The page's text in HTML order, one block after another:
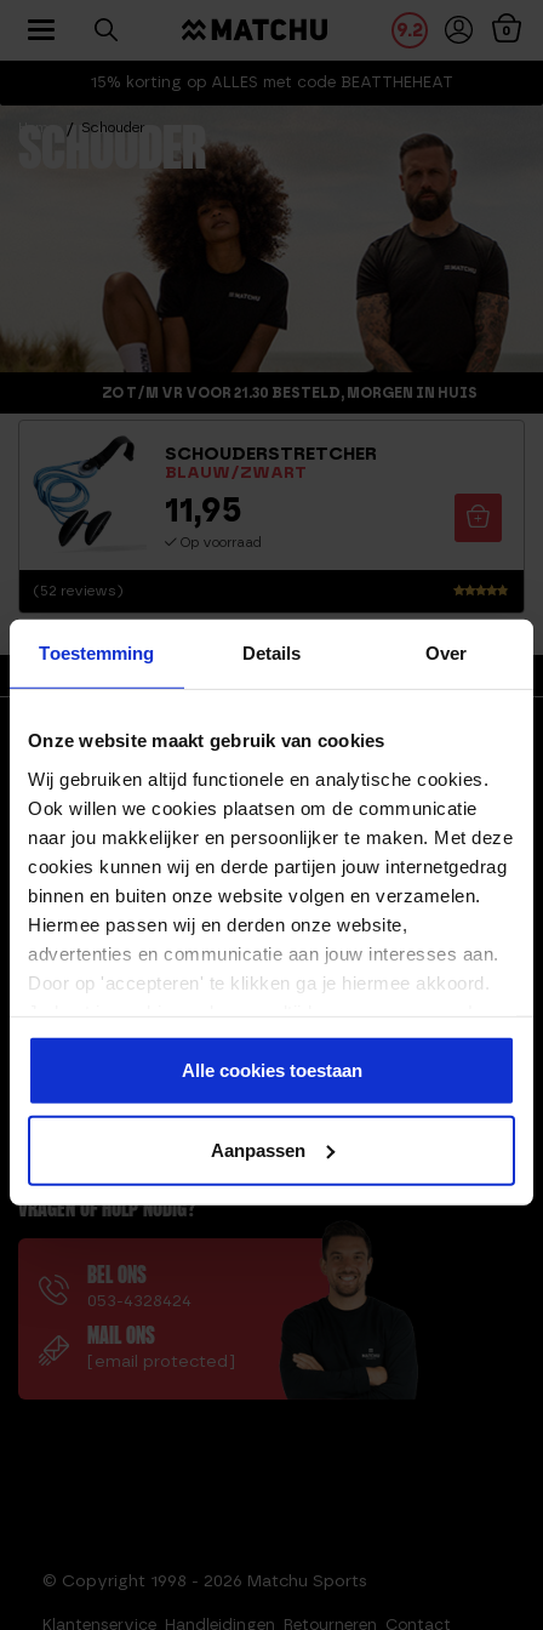
Toestemming Details Over
Onze website maakt gebruik van cookies
Wij gebruiken altijd functionele en analytische cookies.
Ook willen we cookies plaatsen om de communicatie
naar jou makkelijker en persoonlijker te maken. Met deze
cookies kunnen wij en derde partijen jouw internetgedrag
binnen en buiten onze website volgen en verzamelen.
Hiermee passen wij en derden onze website,
advertenties en communicatie aan jouw interesses aan.
Door op 'accepteren' te klikken ga je hiermee akkoord.
er meer over in onsprivacy beleid.
Alle cookies toestaan
Aanpassen
15% korting op ALLES met code BEATTHEHEAT
9.2 0
Toggle navigation
Schouder
SCHOUDER
ZO T/M VR VOOR 21.30 BESTELD, MORGEN IN HUIS
SCHOUDERSTRETCHER
BLAUW/ZWART
Waarderi
4.63
(52 reviews)
11,95
Op voorraad
CONNECT WITH US!
Facebook Pinterest
Linkedin Instagram
POPULAIRE BLOGS
SERVICE
VRAGEN OF HULP NODIG?
BEL ONS
053-4328424
MAIL ONS
[email protected]
© Copyright 1998 - 2026 Matchu Sports
Klantenservice Handleidingen Retourneren Contact